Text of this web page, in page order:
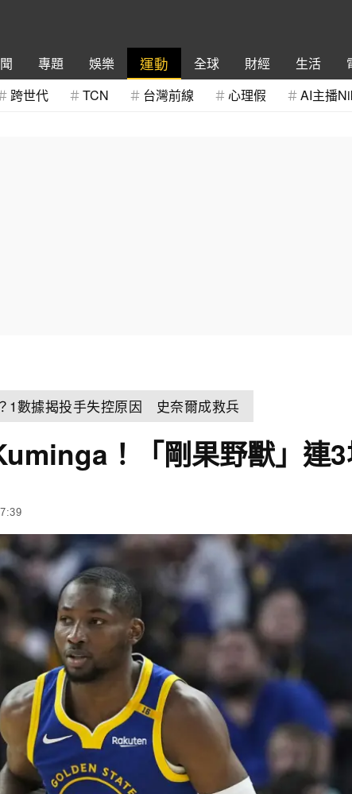
專題 娛樂 運動 全球 財經 生活
跨世代 TCN 台灣前線 心理假 AI主播
1數據揭投手失控原因 史奈爾成救兵
！「剛果野獸」